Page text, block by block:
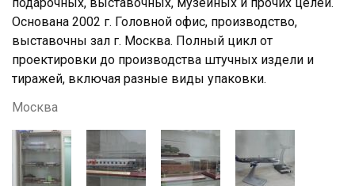
Основана 2002 г. Головной офис, производство,
выставочны зал г. Москва. Полный цикл от
проектировки до производства штучных издели и
тиражей, включая разные виды упаковки.
Москва